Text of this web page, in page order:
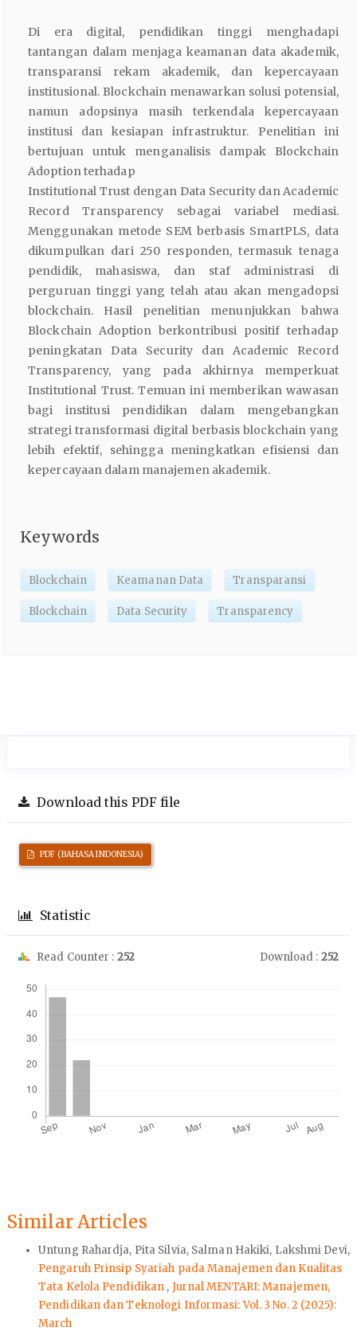
Di era digital, pendidikan tinggi menghadapi
tantangan dalam menjaga keamanan data akademik,
transparansi rekam akademik, dan kepercayaan
institusional. Blockchain menawarkan solusi potensial,
namun adopsinya masih terkendala kepercayaan
institusi dan kesiapan infrastruktur. Penelitian ini
bertujuan untuk menganalisis dampak Blockchain
Adoption terhadap
Institutional Trust dengan Data Security dan Academic
Record Transparency sebagai variabel mediasi.
Menggunakan metode SEM berbasis SmartPLS, data
dikumpulkan dari 250 responden, termasuk tenaga
pendidik, mahasiswa, dan staf administrasi di
perguruan tinggi yang telah atau akan mengadopsi
blockchain. Hasil penelitian menunjukkan bahwa
Blockchain Adoption berkontribusi positif terhadap
peningkatan Data Security dan Academic Record
Transparency, yang pada akhirnya memperkuat
Institutional Trust. Temuan ini memberikan wawasan
bagi institusi pendidikan dalam mengebangkan
strategi transformasi digital berbasis blockchain yang
lebih efektif, sehingga meningkatkan efisiensi dan
kepercayaan dalam manajemen akademik.
Keywords
Blockchain Keamanan Data Transparansi
Blockchain Data Security Transparency
Download this PDF file
PDF (BAHASA INDONESIA)
Statistic
Read Counter : 252 Download : 252
Similar Articles
Untung Rahardja, Pita Silvia, Salman Hakiki, Lakshmi Devi,
Pengaruh Prinsip Syariah pada Manajemen dan Kualitas
Tata Kelola Pendidikan , Jurnal MENTARI: Manajemen,
Pendidikan dan Teknologi Informasi: Vol. 3 No. 2 (2025):
March